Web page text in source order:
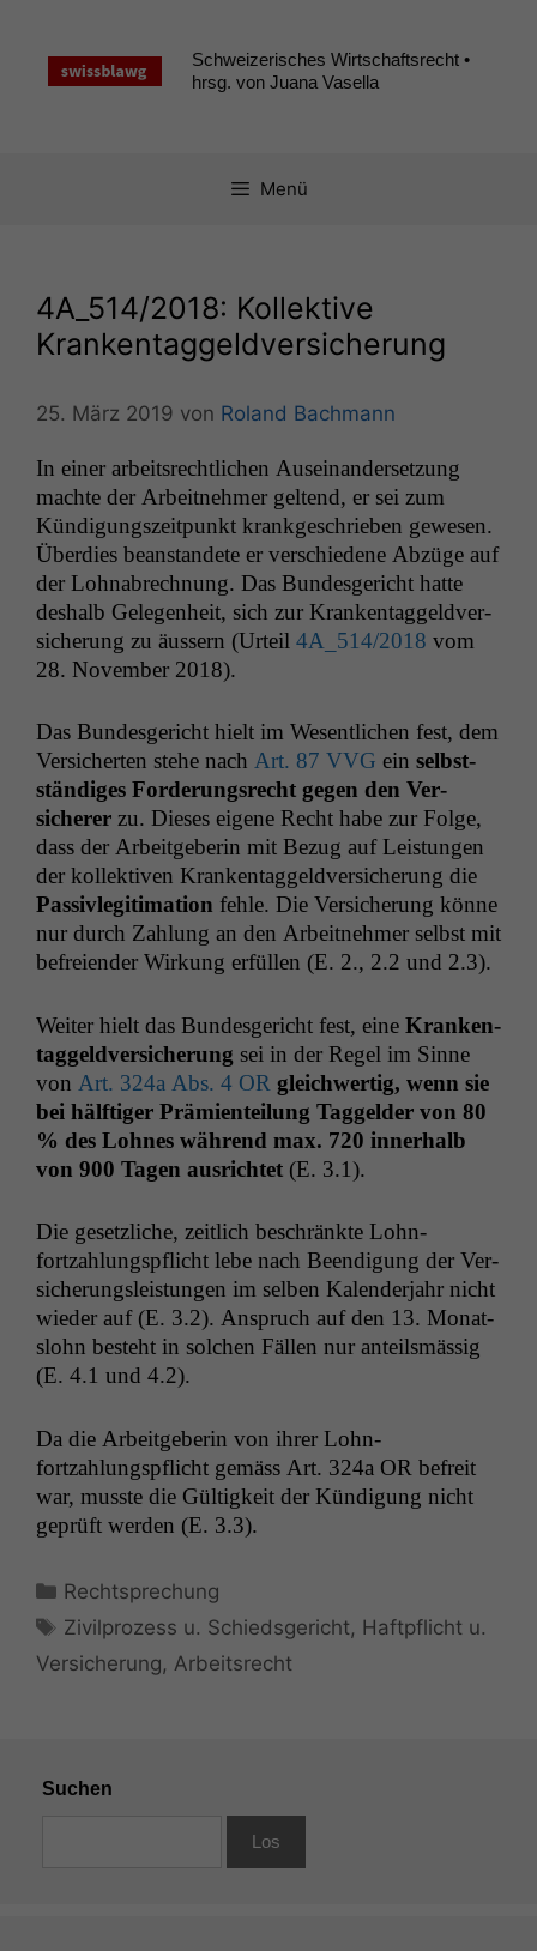
springen
Schweizerisches Wirtschaftsrecht •
hrsg. von Juana Vasella
Menü
4A_514/2018: Kollektive
Krankentaggeldversicherung
25. März 2019 von Roland Bachmann
In ein­er arbeit­srechtlichen Auseinan­der­set­zung
machte der Arbeit­nehmer gel­tend, er sei zum
Kündi­gungszeit­punkt krankgeschrieben gewe­sen.
Überdies bean­standete er ver­schiedene Abzüge auf
der Lohnabrech­nung. Das Bun­des­gericht hat­te
deshalb Gele­gen­heit, sich zur Kranken­taggeld­ver­
sicherung zu äussern (Urteil 4A_514/2018 vom
28. Novem­ber 2018).
Das Bun­des­gericht hielt im Wesentlichen fest, dem
Ver­sicherten ste­he nach Art. 87 VVG ein selb­st­
ständi­ges Forderungsrecht gegen den Ver­
sicher­er zu. Dieses eigene Recht habe zur Folge,
dass der Arbeit­ge­berin mit Bezug auf Leis­tun­gen
der kollek­tiv­en Kranken­taggeld­ver­sicherung die
Pas­sivle­git­i­ma­tion fehle. Die Ver­sicherung könne
nur durch Zahlung an den Arbeit­nehmer selb­st mit
befreien­der Wirkung erfüllen (E. 2., 2.2 und 2.3).
Weit­er hielt das Bun­des­gericht fest, eine Kranken­
taggeld­ver­sicherung sei in der Regel im Sinne
von Art. 324a Abs. 4 OR gle­ich­w­er­tig, wenn sie
bei hälftiger Prämien­teilung Taggelder von 80
% des Lohnes während max. 720 inner­halb
von 900 Tagen aus­richtet (E. 3.1).
Die geset­zliche, zeitlich beschränk­te Lohn­
fortzahlungspflicht lebe nach Beendi­gung der Ver­
sicherungsleis­tun­gen im sel­ben Kalen­der­jahr nicht
wieder auf (E. 3.2). Anspruch auf den 13. Monat­
slohn beste­ht in solchen Fällen nur anteilsmäs­sig
(E. 4.1 und 4.2).
Da die Arbeit­ge­berin von ihrer Lohn­
fortzahlungspflicht gemäss Art. 324a OR befre­it
war, musste die Gültigkeit der Kündi­gung nicht
geprüft wer­den (E. 3.3).
Kategorien
Rechtsprechung
Schlagwörter
Zivilprozess u. Schiedsgericht, Haftpflicht u.
Versicherung, Arbeitsrecht
Suchen